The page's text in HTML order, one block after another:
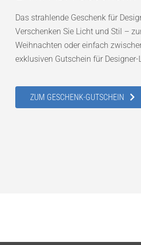
Das strahlende Geschenk für
Verschenken Sie Licht und Stil –
Weihnachten oder einfach
exklusiven Gutschein für
ZUM GESCHENK-GUTSCHEIN